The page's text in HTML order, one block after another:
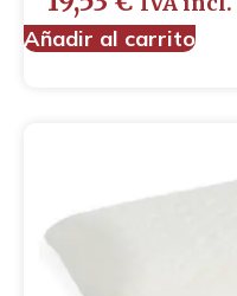
Cubre-zapatos
Guantes
Añadir al carrito